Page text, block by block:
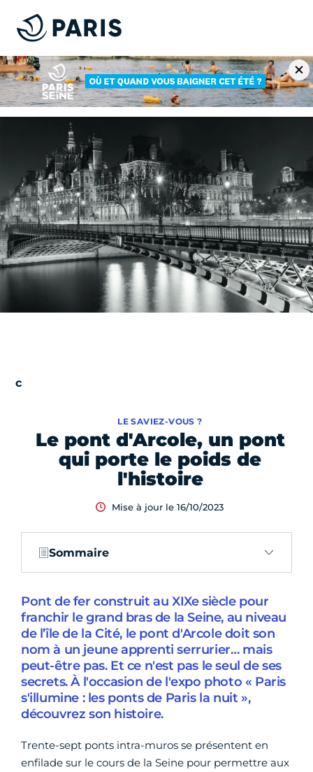
Le pont d'Arcole, un pont
qui porte le poids de
l'histoire
LE SAVIEZ-VOUS ?
Mise à jour le 16/10/2023
Sommaire
Pont de fer construit au XIXe siècle pour
franchir le grand bras de la Seine, au niveau
de l’île de la Cité, le pont d'Arcole doit son
nom à un jeune apprenti serrurier… mais
peut-être pas. Et ce n'est pas le seul de ses
secrets. À l'occasion de l'expo photo « Paris
s'illumine : les ponts de Paris la nuit »,
découvrez son histoire.
Trente-sept ponts intra-muros se présentent en
enfilade sur le cours de la Seine pour permettre aux